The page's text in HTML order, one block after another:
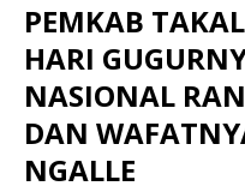
PEMKAB
HARI
NASIONAL
DAN
NGALLE